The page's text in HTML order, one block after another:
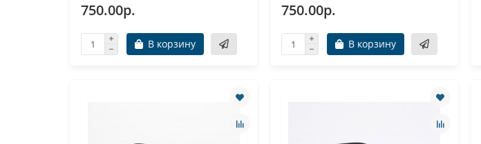
750.00р.
В корзину
750.00р.
В корзину